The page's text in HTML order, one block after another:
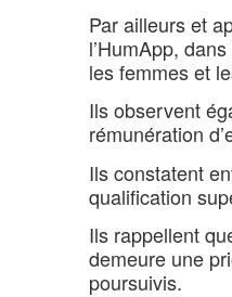
Par ailleurs et
l’HumApp,
les femmes et
Ils observent
rémunération
Ils constatent
qualification
Ils rappellent
demeure une
poursuivis.